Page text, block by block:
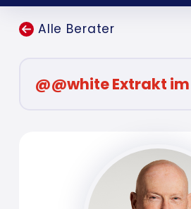
Alle Berater
@@white Extrakt